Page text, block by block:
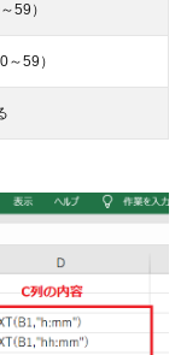
59）
59）